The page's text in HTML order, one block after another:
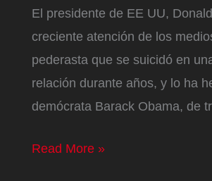
El presidente de EE UU,
creciente atención de los
pederasta que se suicidó en
relación durante años, y lo ha
demócrata Barack Obama, de
Trump
Read More »